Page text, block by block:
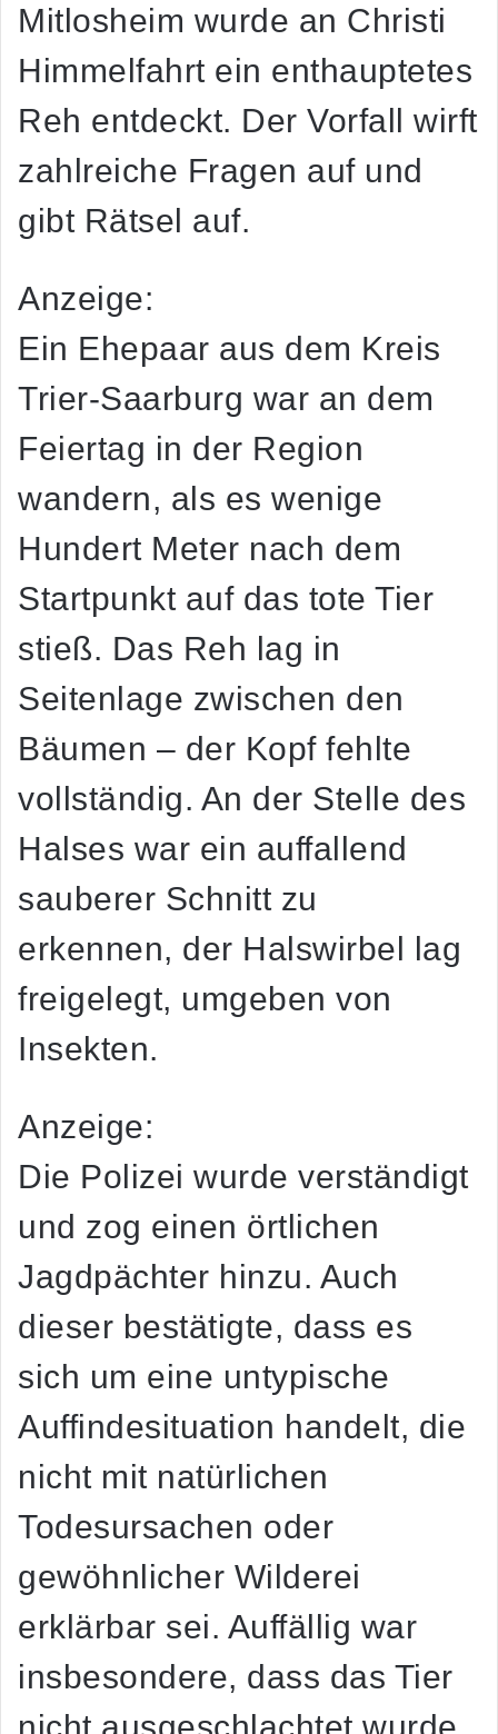
Mitlosheim wurde an Christi
Himmelfahrt ein enthauptetes
Reh entdeckt. Der Vorfall wirft
zahlreiche Fragen auf und
gibt Rätsel auf.
Anzeige:
Ein Ehepaar aus dem Kreis
Trier-Saarburg war an dem
Feiertag in der Region
wandern, als es wenige
Hundert Meter nach dem
Startpunkt auf das tote Tier
stieß. Das Reh lag in
Seitenlage zwischen den
Bäumen – der Kopf fehlte
vollständig. An der Stelle des
Halses war ein auffallend
sauberer Schnitt zu
erkennen, der Halswirbel lag
freigelegt, umgeben von
Insekten.
Anzeige:
Die Polizei wurde verständigt
und zog einen örtlichen
Jagdpächter hinzu. Auch
dieser bestätigte, dass es
sich um eine untypische
Auffindesituation handelt, die
nicht mit natürlichen
Todesursachen oder
gewöhnlicher Wilderei
erklärbar sei. Auffällig war
insbesondere, dass das Tier